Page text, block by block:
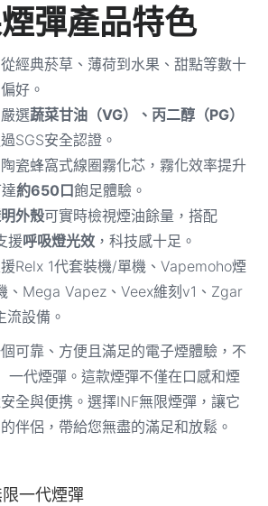
彈產品特色
經典菸草、薄荷到水果、甜點等數十
好。
嚴選蔬菜甘油（VG）、丙二醇（PG）
SGS安全認證。
瓷蜂窩式線圈霧化芯，霧化效率提升
約650口飽足體驗。
外殼可實時檢視煙油餘量，搭配
援呼吸燈光效，科技感十足。
Relx 1代套裝機/單機、Vapemoho煙
、Mega Vapez、Veex維刻v1、Zgar
流設備。
可靠、方便且滿足的電子煙體驗，不
一代煙彈。這款煙彈不僅在口感和煙
全與便携。選擇INF無限煙彈，讓它
伴侶，帶給您無盡的滿足和放鬆。
一代煙彈